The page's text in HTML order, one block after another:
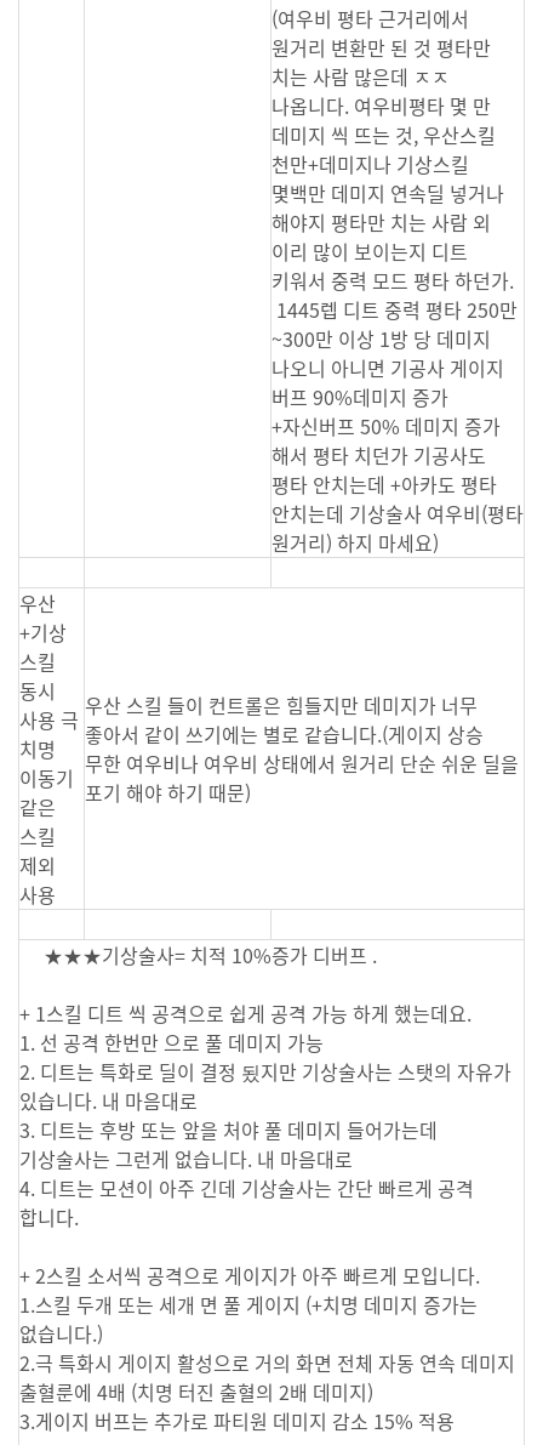
(여우비 평타 근거리에서
원거리 변환만 된 것 평타만
치는 사람 많은데 ㅈㅈ
나옵니다. 여우비평타 몇 만
데미지 씩 뜨는 것, 우산스킬
천만+데미지나 기상스킬
몇백만 데미지 연속딜 넣거나
해야지 평타만 치는 사람 외
이리 많이 보이는지 디트
키워서 중력 모드 평타 하던가.
1445렙 디트 중력 평타 250만
~300만 이상 1방 당 데미지
나오니 아니면 기공사 게이지
버프 90%데미지 증가
+자신버프 50% 데미지 증가
해서 평타 치던가 기공사도
평타 안치는데 +아카도 평타
안치는데 기상술사 여우비(평타
원거리) 하지 마세요)
우산
+기상
스킬
동시
사용 극
치명
이동기
같은
스킬
제외
사용
우산 스킬 들이 컨트롤은 힘들지만 데미지가 너무
좋아서 같이 쓰기에는 별로 같습니다.(게이지 상승
무한 여우비나 여우비 상태에서 원거리 단순 쉬운 딜을
포기 해야 하기 때문)
★★★기상술사= 치적 10%증가 디버프 .
+ 1스킬 디트 씩 공격으로 쉽게 공격 가능 하게 했는데요.
1. 선 공격 한번만 으로 풀 데미지 가능
2. 디트는 특화로 딜이 결정 됬지만 기상술사는 스탯의 자유가
있습니다. 내 마음대로
3. 디트는 후방 또는 앞을 처야 풀 데미지 들어가는데
기상술사는 그런게 없습니다. 내 마음대로
4. 디트는 모션이 아주 긴데 기상술사는 간단 빠르게 공격
합니다.
+ 2스킬 소서씩 공격으로 게이지가 아주 빠르게 모입니다.
1.스킬 두개 또는 세개 면 풀 게이지 (+치명 데미지 증가는
없습니다.)
2.극 특화시 게이지 활성으로 거의 화면 전체 자동 연속 데미지
출혈룬에 4배 (치명 터진 출혈의 2배 데미지)
3.게이지 버프는 추가로 파티원 데미지 감소 15% 적용